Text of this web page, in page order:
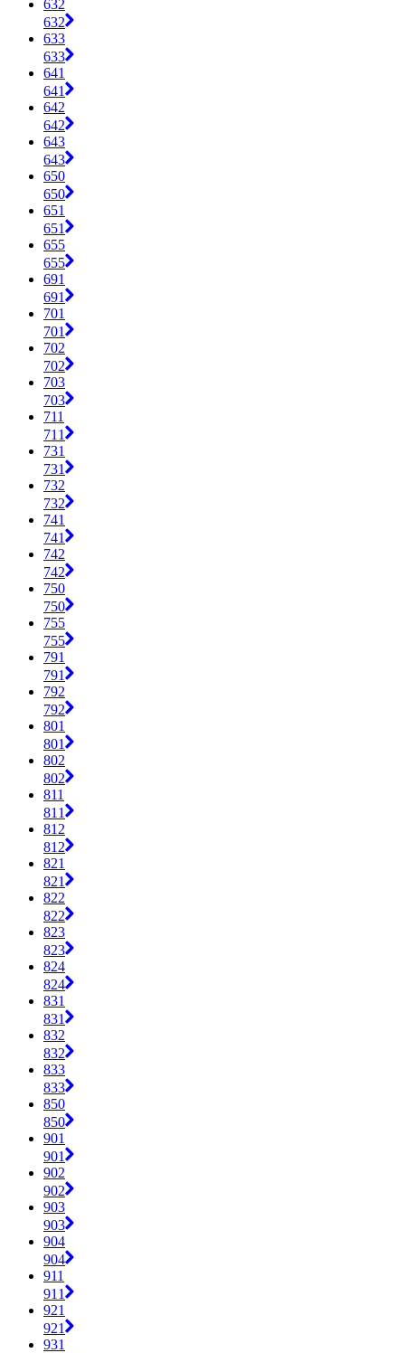
632
632
633
633
641
641
642
642
643
643
650
650
651
651
655
655
691
691
701
701
702
702
703
703
711
711
731
731
732
732
741
741
742
742
750
750
755
755
791
791
792
792
801
801
802
802
811
811
812
812
821
821
822
822
823
823
824
824
831
831
832
832
833
833
850
850
901
901
902
902
903
903
904
904
911
911
921
921
931